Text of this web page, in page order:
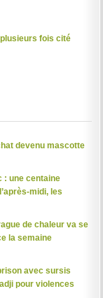
fois cité
devenu mascotte
: une centaine
midi, les
de chaleur va se
la semaine
avec sursis
pour violences